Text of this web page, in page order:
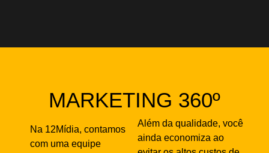
MARKETING 360º
Na 12Mídia, contamos
com uma equipe
Além da qualidade, você
ainda economiza ao